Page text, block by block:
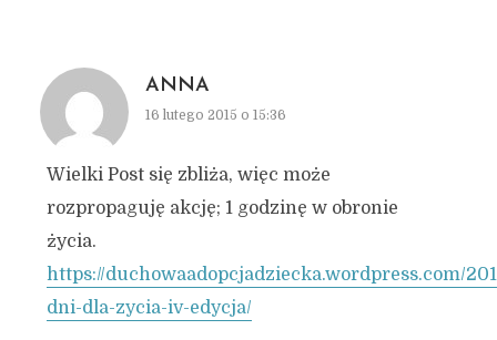
ANNA
16 lutego 2015 o 15:36
Wielki Post się zbliża, więc może
rozpropaguję akcję; 1 godzinę w obronie
życia.
https://duchowaadopcjadziecka.wordpress.com/
dni-dla-zycia-iv-edycja/